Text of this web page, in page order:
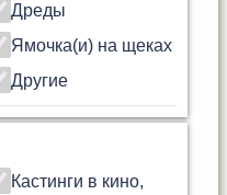
Дреды
Ямочка(и) на щеках
Другие
Кастинги в кино,